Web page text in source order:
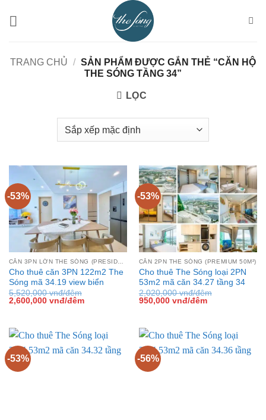
TRANG CHỦ / SẢN PHẨM ĐƯỢC GẮN THẺ “CĂN HỘ
THE SÓNG TẦNG 34”
LỌC
-53%
CĂN 3PN LỚN THE SÓNG (PRESIDENT 122M²)
Cho thuê căn 3PN 122m2 The
Sóng mã 34.19 view biển
5,520,000vnđ/đêm
Giá
đêm.
2,600,000 vnđ/đêmGiá
2,600,000 vnđ/
đêm.
-53%
CĂN 2PN THE SÓNG (PREMIUM 50M²)
Cho thuê The Sóng loại 2PN
53m2 mã căn 34.27 tầng 34
2,020,000vnđ/đêm
Giá
đêm.
950,000 vnđ/đêmGiá
950,000 vnđ/
đêm.
-53% -56%